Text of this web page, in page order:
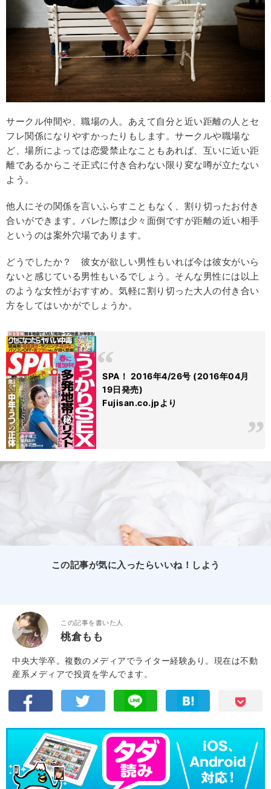
サークル仲間や、職場の人。あえて自分と近い距離の人とセ
フレ関係になりやすかったりもします。サークルや職場な
ど、場所によっては恋愛禁止なこともあれば、互いに近い距
離であるからこそ正式に付き合わない限り変な噂が立たない
よう。
他人にその関係を言いふらすこともなく、割り切ったお付き
合いができます。バレた際は少々面倒ですが距離の近い相手
というのは案外穴場であります。
どうでしたか？ 彼女が欲しい男性もいれば今は彼女がいら
ないと感じている男性もいるでしょう。そんな男性には以上
のような女性がおすすめ。気軽に割り切った大人の付き合い
方をしてはいかがでしょうか。
SPA！ 2016年4/26号 (2016年04月
19日発売)
Fujisan.co.jpより
この記事が気に入ったらいいね！しよう
この記事を書いた人
桃倉もも
中央大学卒。複数のメディアでライター経験あり。現在は不動
産系メディアで投資を学んでます。